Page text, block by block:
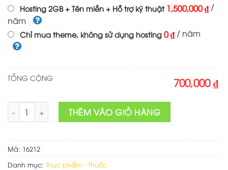
Hosting 2GB + Tên miền + Hỗ trợ kỹ thuật 1,500,000 ₫ /
năm
Chỉ mua theme, không sử dụng hosting 0 ₫ / năm
TỔNG CỘNG 700,000 ₫
Theme wordpress bán trà sữa 02 số lượng
THÊM VÀO GIỎ HÀNG
Mã: 16212
Danh mục: Thực phẩm - Thuốc